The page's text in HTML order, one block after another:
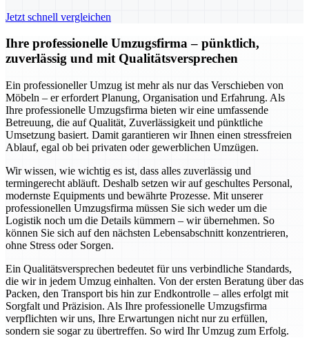
Jetzt schnell vergleichen
Ihre professionelle Umzugsfirma – pünktlich,
zuverlässig und mit Qualitätsversprechen
Ein professioneller Umzug ist mehr als nur das Verschieben von
Möbeln – er erfordert Planung, Organisation und Erfahrung. Als
Ihre professionelle Umzugsfirma bieten wir eine umfassende
Betreuung, die auf Qualität, Zuverlässigkeit und pünktliche
Umsetzung basiert. Damit garantieren wir Ihnen einen stressfreien
Ablauf, egal ob bei privaten oder gewerblichen Umzügen.
Wir wissen, wie wichtig es ist, dass alles zuverlässig und
termingerecht abläuft. Deshalb setzen wir auf geschultes Personal,
modernste Equipments und bewährte Prozesse. Mit unserer
professionellen Umzugsfirma müssen Sie sich weder um die
Logistik noch um die Details kümmern – wir übernehmen. So
können Sie sich auf den nächsten Lebensabschnitt konzentrieren,
ohne Stress oder Sorgen.
Ein Qualitätsversprechen bedeutet für uns verbindliche Standards,
die wir in jedem Umzug einhalten. Von der ersten Beratung über das
Packen, den Transport bis hin zur Endkontrolle – alles erfolgt mit
Sorgfalt und Präzision. Als Ihre professionelle Umzugsfirma
verpflichten wir uns, Ihre Erwartungen nicht nur zu erfüllen,
sondern sie sogar zu übertreffen. So wird Ihr Umzug zum Erfolg.